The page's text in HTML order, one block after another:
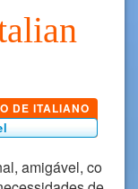
DE ITALIANO
amigável, co